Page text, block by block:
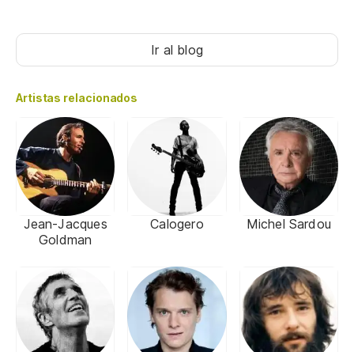
Ir al blog
Artistas relacionados
Jean-Jacques
Goldman
Calogero Michel Sardou